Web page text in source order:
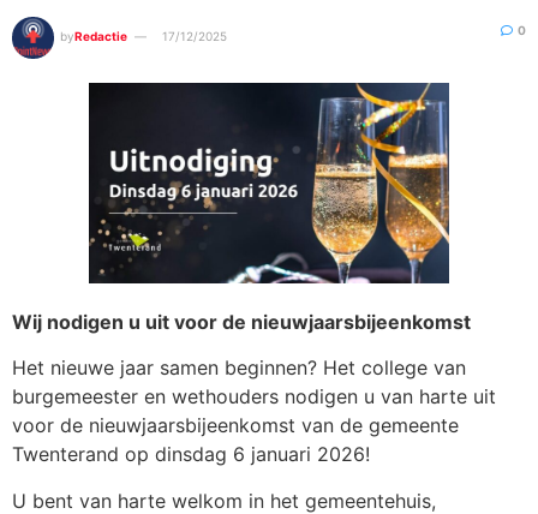
byRedactie 17/12/2025 0
Wij nodigen u uit voor de nieuwjaarsbijeenkomst
Het nieuwe jaar samen beginnen? Het college van
burgemeester en wethouders nodigen u van harte uit
voor de nieuwjaarsbijeenkomst van de gemeente
Twenterand op dinsdag 6 januari 2026!
U bent van harte welkom in het gemeentehuis,